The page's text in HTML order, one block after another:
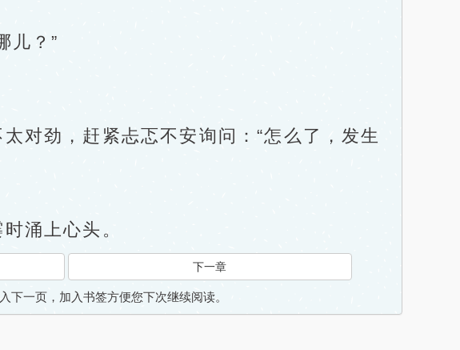
儿？”
劲，赶紧忐忑不安询问：“怎么了，发生
涌上心头。
下一章
一页，加入书签方便您下次继续阅读。